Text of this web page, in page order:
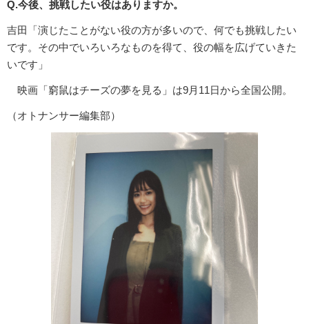
Q.今後、挑戦したい役はありますか。
吉田「演じたことがない役の方が多いので、何でも挑戦したい
です。その中でいろいろなものを得て、役の幅を広げていきた
いです」
映画「窮鼠はチーズの夢を見る」は9月11日から全国公開。
（オトナンサー編集部）